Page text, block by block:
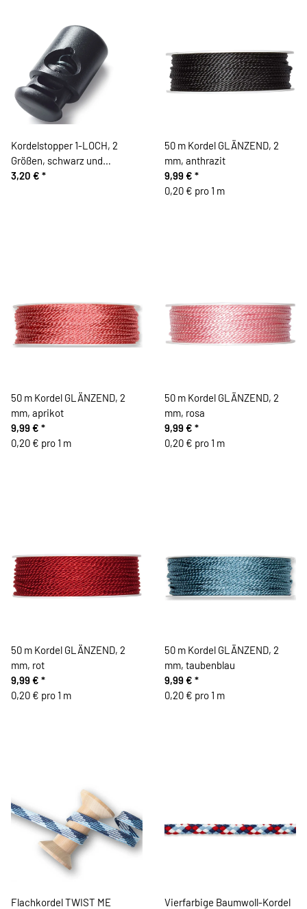
Kordelstopper 1-LOCH, 2
Größen, schwarz und
transparent
3,20 € *
50 m Kordel GLÄNZEND, 2
mm, anthrazit
9,99 € *
0,20 € pro 1 m
50 m Kordel GLÄNZEND, 2
mm, aprikot
9,99 € *
0,20 € pro 1 m
50 m Kordel GLÄNZEND, 2
mm, rosa
9,99 € *
0,20 € pro 1 m
50 m Kordel GLÄNZEND, 2
mm, rot
9,99 € *
0,20 € pro 1 m
50 m Kordel GLÄNZEND, 2
mm, taubenblau
9,99 € *
0,20 € pro 1 m
Flachkordel TWIST ME
Vierfarbige Baumwoll-Kordel